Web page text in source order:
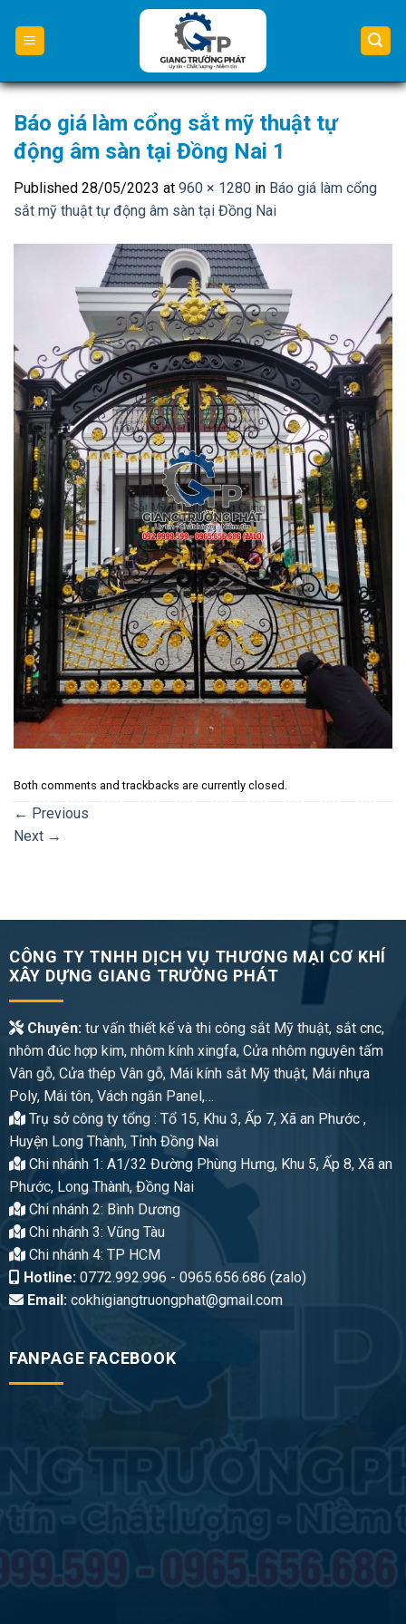
content
Báo giá làm cổng sắt mỹ thuật tự
động âm sàn tại Đồng Nai 1
Published 28/05/2023 at 960 × 1280 in Báo giá làm cổng
sắt mỹ thuật tự động âm sàn tại Đồng Nai
Both comments and trackbacks are currently closed.
← Previous
Next →
CÔNG TY TNHH DỊCH VỤ THƯƠNG MẠI CƠ KHÍ
XÂY DỰNG GIANG TRƯỜNG PHÁT
Chuyên:tư vấn thiết kế và thi công sắt Mỹ thuật, sắt cnc,
nhôm đúc hợp kim, nhôm kính xingfa, Cửa nhôm nguyên tấm
Vân gỗ, Cửa thép Vân gỗ, Mái kính sắt Mỹ thuật, Mái nhựa
Poly, Mái tôn, Vách ngăn Panel,…
Trụ sở công ty tổng : Tổ 15, Khu 3, Ấp 7, Xã an Phước ,
Huyện Long Thành, Tỉnh Đồng Nai
Chi nhánh 1: A1/32 Đường Phùng Hưng, Khu 5, Ấp 8, Xã an
Phước, Long Thành, Đồng Nai
Chi nhánh 2: Bình Dương
Chi nhánh 3: Vũng Tàu
Chi nhánh 4: TP HCM
Hotline:0772.992.996 - 0965.656.686 (zalo)
Email:cokhigiangtruongphat@gmail.com
FANPAGE FACEBOOK